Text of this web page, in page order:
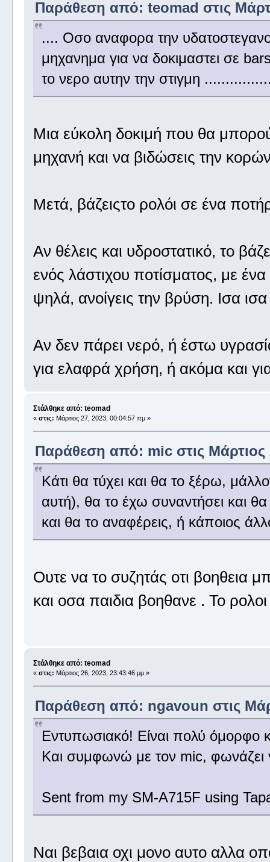
Παράθεση από: teomad στις
.... Οσο αναφορα την
μηχανημα για να δοκιμαστει σε
το νερο αυτην την στιγμη
Μια εύκολη δοκιμή που θα
μηχανή και να βιδώσεις την
Μετά, βάζειςτο ρολόι σε ένα
Αν θέλεις και υδροστατικό, το
ενός λάστιχου ποτίσματος, με
ψηλά, ανοίγεις την βρύση. Ισα
Αν δεν πάρει νερό, ή έστω
για ελαφρά χρήση, ή ακόμα και
Στάλθηκε από: teomad
« στις: Μάρτιος 27, 2023, 00:04:57 πμ »
Παράθεση από: mic στις Μάρτιος
Κάτι θα τύχει και θα το ξέρω,
αυτή), θα το έχω συναντήσει και
και θα το αναφέρεις, ή κάποιος
Ουτε να το συζητάς οτι βοηθεια
και οσα παιδια βοηθανε . Το
Στάλθηκε από: teomad
« στις: Μάρτιος 26, 2023, 23:43:46 μμ »
Παράθεση από: ngavoun στις
Εντυπωσιακό! Είναι πολύ όμορφο
Και συμφωνώ με τον mic, φωνάζει
Sent from my SM-A715F using
Ναι βεβαια οχι μονο αυτο αλλα